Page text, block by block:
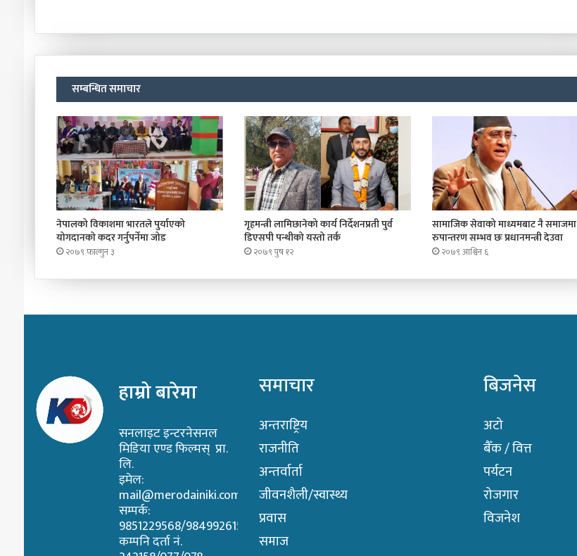
सम्बन्धित समाचार
नेपालको विकाशमा भारतले पुर्याएको
योगदानको कदर गर्नुपर्नेमा जोड
२०७९ फाल्गुन ३
गृहमन्त्री लामिछानेको कार्य निर्देशनप्रती पुर्व
डिएसपी पन्थीको यस्तो तर्क
२०७९ पुष १२
सामाजिक सेवाको माध्यमबाट नै समाजमा
रुपान्तरण सम्भव छः प्रधानमन्त्री देउवा
२०७९ आश्विन ६
हाम्रो बारेमा
सनलाइट इन्टरनेसनल
मिडिया एण्ड फिल्मस् प्रा.
लि.
इमेल:
mail@merodainiki.com
सम्पर्क:
9851229568/9849926158
कम्पनि दर्ता नं.
समाचार
अन्तराष्ट्रिय
राजनीति
अन्तर्वार्ता
जीवनशैली/स्वास्थ्य
प्रवास
समाज
बिजनेस
अटो
बैँक / वित्त
पर्यटन
रोजगार
विजनेश